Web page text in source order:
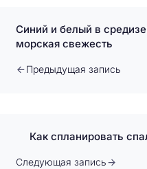
Синий и белый в
морская свежесть
Предыдущая запись
Как спланировать
Следующая запись